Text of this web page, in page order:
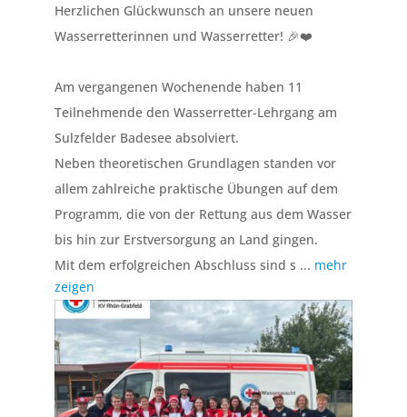
Herzlichen Glückwunsch an unsere neuen
Wasserretterinnen und Wasserretter! 🎉❤️
Am vergangenen Wochenende haben 11
Teilnehmende den Wasserretter-Lehrgang am
Sulzfelder Badesee absolviert.
Neben theoretischen Grundlagen standen vor
allem zahlreiche praktische Übungen auf dem
Programm, die von der Rettung aus dem Wasser
bis hin zur Erstversorgung an Land gingen.
Mit dem erfolgreichen Abschluss sind s ... mehr
zeigen